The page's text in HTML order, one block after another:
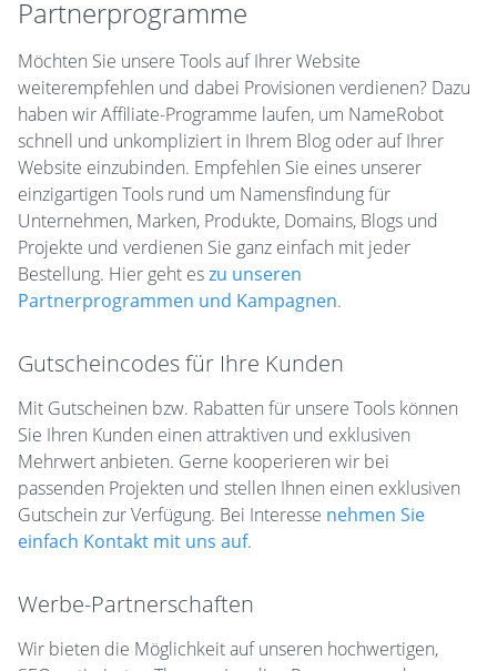
Partnerprogramme
Möchten Sie unsere Tools auf Ihrer Website
weiterempfehlen und dabei Provisionen verdienen? Dazu
haben wir Affiliate-Programme laufen, um NameRobot
schnell und unkompliziert in Ihrem Blog oder auf Ihrer
Website einzubinden. Empfehlen Sie eines unserer
einzigartigen Tools rund um Namensfindung für
Unternehmen, Marken, Produkte, Domains, Blogs und
Projekte und verdienen Sie ganz einfach mit jeder
Bestellung. Hier geht eszu unseren
Partnerprogrammen und Kampagnen.
Gutscheincodes für Ihre Kunden
Mit Gutscheinen bzw. Rabatten für unsere Tools können
Sie Ihren Kunden einen attraktiven und exklusiven
Mehrwert anbieten. Gerne kooperieren wir bei
passenden Projekten und stellen Ihnen einen exklusiven
Gutschein zur Verfügung. Bei Interesse nehmen Sie
einfach Kontakt mit uns auf.
Werbe-Partnerschaften
Wir bieten die Möglichkeit auf unseren hochwertigen,